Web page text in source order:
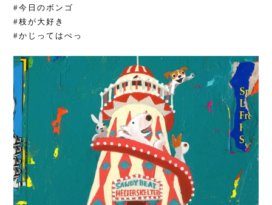
#今日のボンゴ
#枝が大好き
#かじってはぺっ